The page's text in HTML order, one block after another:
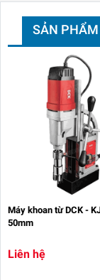
SẢN PHẨM
Máy khoan từ DCK -
50mm
Liên hệ